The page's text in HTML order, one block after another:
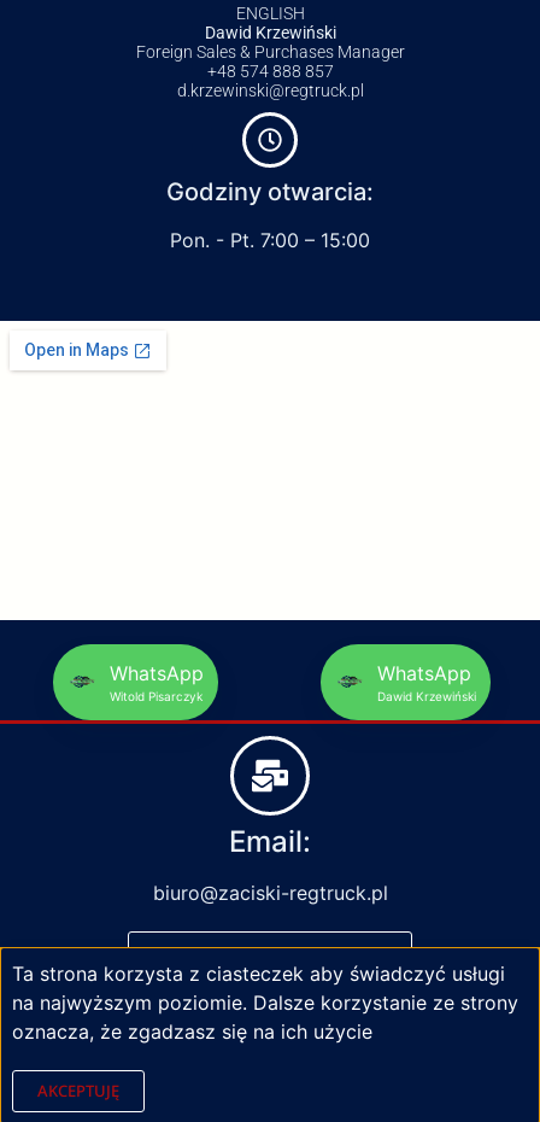
ENGLISH
Dawid Krzewiński
Foreign Sales & Purchases Manager
+48 574 888 857
d.krzewinski@regtruck.pl
Godziny otwarcia:
Pon. - Pt. 7:00 – 15:00
WhatsApp
Witold Pisarczyk
WhatsApp
Dawid Krzewiński
Email:
biuro@zaciski-regtruck.pl
NAPISZ DO NAS
Ta strona korzysta z ciasteczek aby świadczyć usługi
na najwyższym poziomie. Dalsze korzystanie ze strony
oznacza, że zgadzasz się na ich użycie
AKCEPTUJĘ